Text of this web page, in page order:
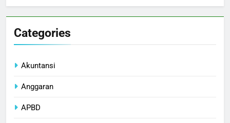
Categories
Akuntansi
Anggaran
APBD